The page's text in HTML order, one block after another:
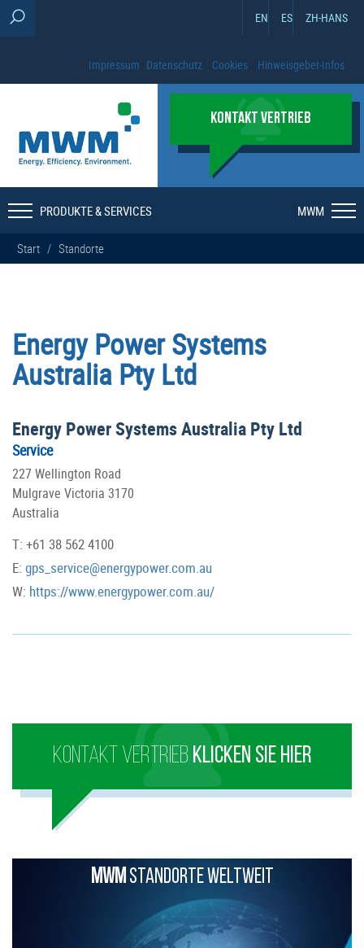
EN ES ZH-HANS
Impressum Datenschutz Cookies Hinweisgeber-Infos
KONTAKT VERTRIEB
PRODUKTE & SERVICES MWM
Start / Standorte
Energy Power Systems
Australia Pty Ltd
Energy Power Systems Australia Pty Ltd
Service
227 Wellington Road
Mulgrave Victoria 3170
Australia
T: +61 38 562 4100
E: gps_service@energypower.com.au
W: https://www.energypower.com.au/
KONTAKT VERTRIEB KLICKEN SIE HIER
MWMSTANDORTE WELTWEIT